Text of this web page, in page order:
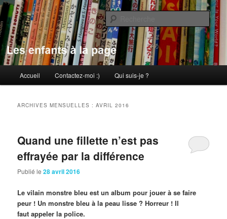
Aller
au
contenu
principal
Aller
au
contenu
secondaireLes enfants à la page
principal
Accueil Contactez-moi :) Qui suis-je ?
ARCHIVES MENSUELLES :AVRIL 2016
Quand une fillette n’est pas
effrayée par la différence
Publié le28 avril 2016
Le vilain monstre bleu est un album pour jouer à se faire
peur ! Un monstre bleu à la peau lisse ? Horreur ! Il
faut appeler la police.